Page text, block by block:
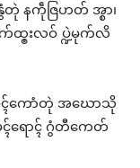
နကဵုဇြဟတ် အ္စာ၊
က်ထ္ၜးလဝ် ပ္ဍဲမုက်လိ
ၚ်ကောံတုဲ အဃောသို
ၚ်ရောၚ် ဂွံတီကေတ်